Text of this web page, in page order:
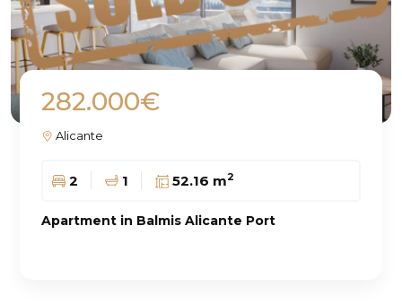
282.000€
Alicante
2 1 52.16 m2
Apartment in Balmis Alicante Port